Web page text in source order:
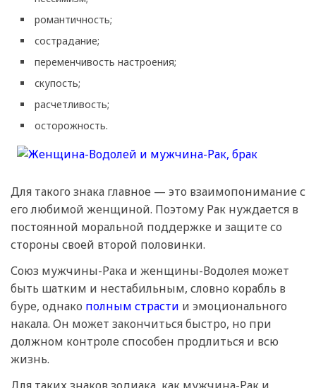
романтичность;
сострадание;
переменчивость настроения;
скупость;
расчетливость;
осторожность.
Для такого знака главное — это взаимопонимание с
его любимой женщиной. Поэтому Рак нуждается в
постоянной моральной поддержке и защите со
стороны своей второй половинки.
Союз мужчины-Рака и женщины-Водолея может
быть шатким и нестабильным, словно корабль в
буре, однако полным страсти и эмоционального
накала. Он может закончиться быстро, но при
должном контроле способен продлиться и всю
жизнь.